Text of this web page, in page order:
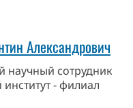
Александрович
научный сотрудник
- филиал